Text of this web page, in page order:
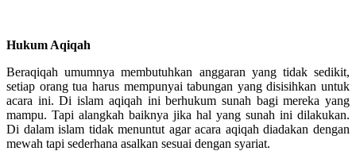
Hukum Aqiqah
Beraqiqah umumnya membutuhkan anggaran yang tidak sedikit,
setiap orang tua harus mempunyai tabungan yang disisihkan untuk
acara ini. Di islam aqiqah ini berhukum sunah bagi mereka yang
mampu. Tapi alangkah baiknya jika hal yang sunah ini dilakukan.
Di dalam islam tidak menuntut agar acara aqiqah diadakan dengan
mewah tapi sederhana asalkan sesuai dengan syariat.